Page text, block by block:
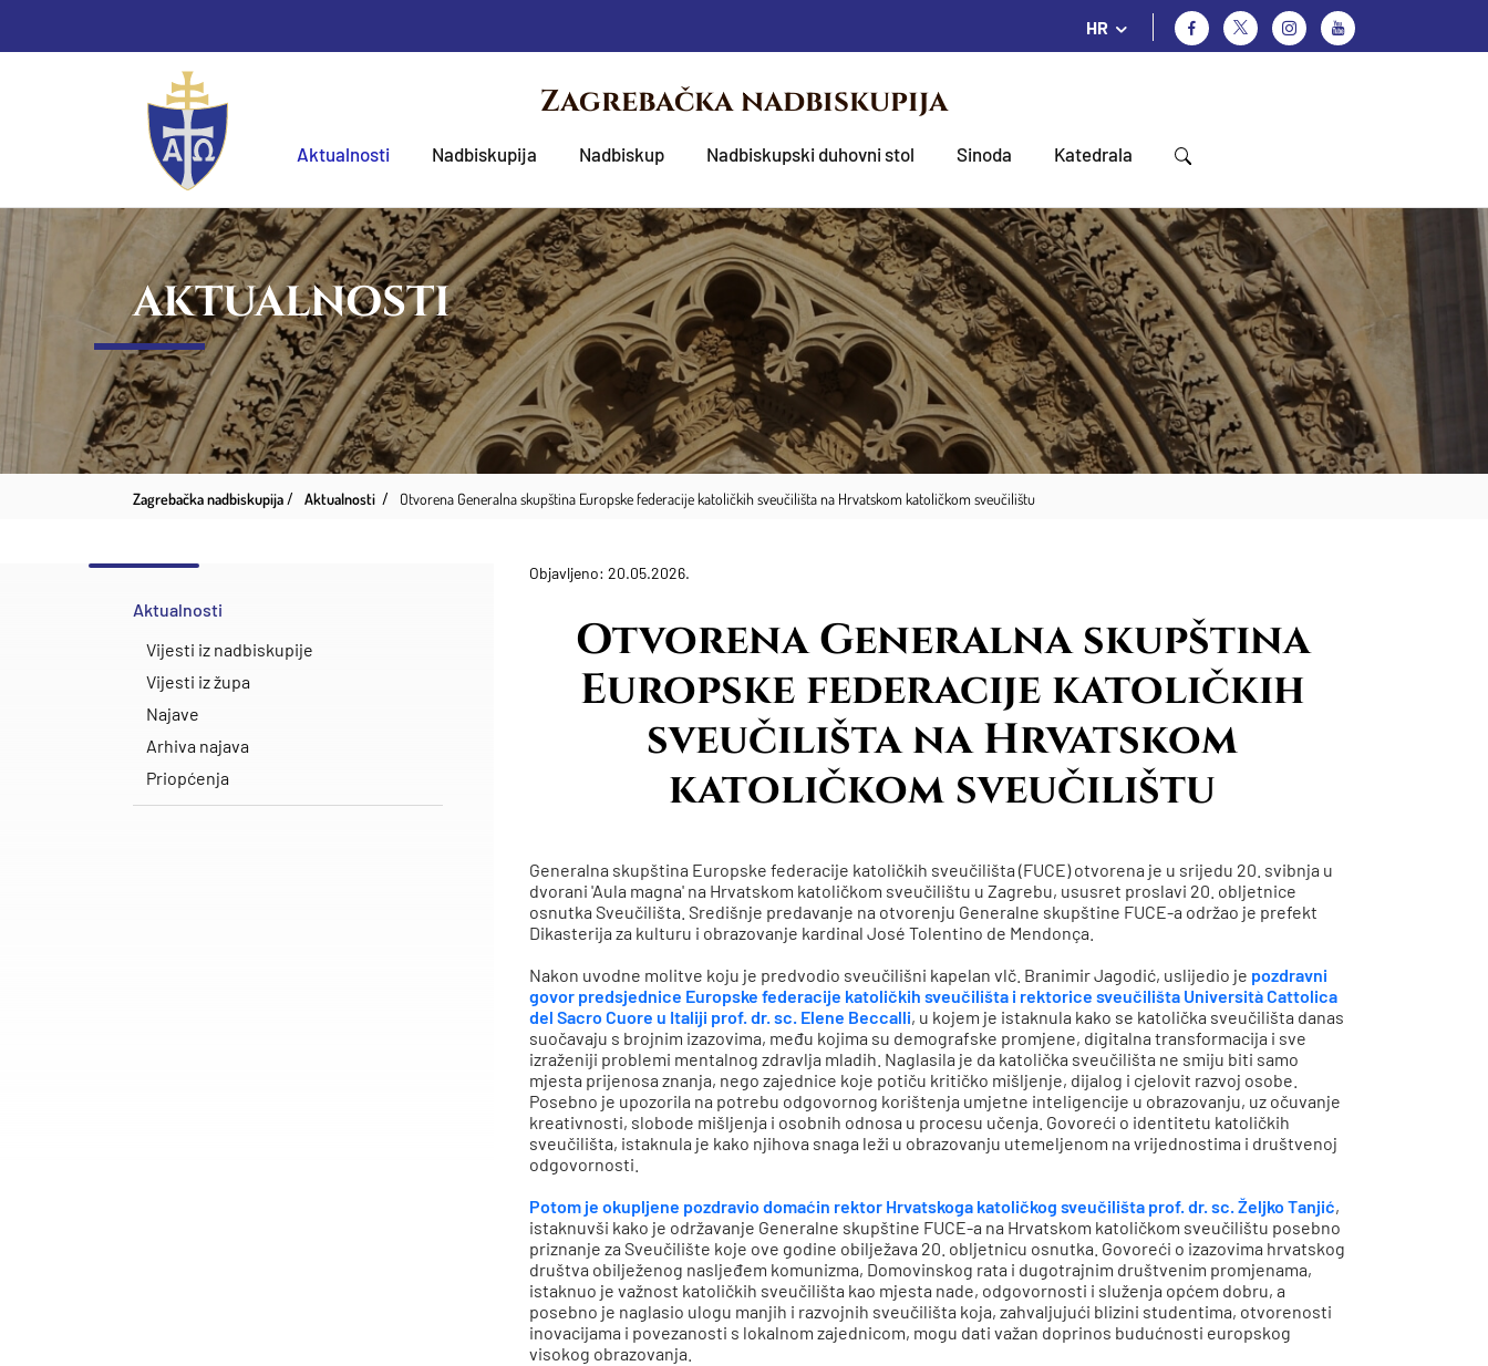
HR
Zagrebačka nadbiskupija
Aktualnosti Nadbiskupija Nadbiskup Nadbiskupski duhovni stol Sinoda Katedrala
AKTUALNOSTI
Zagrebačka nadbiskupija Aktualnosti Otvorena Generalna skupština Europske federacije katoličkih sveučilišta na Hrvatskom katoličkom sveučilištu
Aktualnosti
Vijesti iz nadbiskupije
Vijesti iz župa
Najave
Arhiva najava
Priopćenja
Objavljeno: 20.05.2026.
Otvorena Generalna skupština
Europske federacije katoličkih
sveučilišta na Hrvatskom
katoličkom sveučilištu
Generalna skupština Europske federacije katoličkih sveučilišta (FUCE) otvorena je u srijedu 20. svibnja u
dvorani 'Aula magna' na Hrvatskom katoličkom sveučilištu u Zagrebu, ususret proslavi 20. obljetnice
osnutka Sveučilišta. Središnje predavanje na otvorenju Generalne skupštine FUCE-a održao je prefekt
Dikasterija za kulturu i obrazovanje kardinal José Tolentino de Mendonça.
Nakon uvodne molitve koju je predvodio sveučilišni kapelan vlč. Branimir Jagodić, uslijedio je pozdravni
govor predsjednice Europske federacije katoličkih sveučilišta i rektorice sveučilišta Università Cattolica
del Sacro Cuore u Italiji prof. dr. sc. Elene Beccalli, u kojem je istaknula kako se katolička sveučilišta danas
suočavaju s brojnim izazovima, među kojima su demografske promjene, digitalna transformacija i sve
izraženiji problemi mentalnog zdravlja mladih. Naglasila je da katolička sveučilišta ne smiju biti samo
mjesta prijenosa znanja, nego zajednice koje potiču kritičko mišljenje, dijalog i cjelovit razvoj osobe.
Posebno je upozorila na potrebu odgovornog korištenja umjetne inteligencije u obrazovanju, uz očuvanje
kreativnosti, slobode mišljenja i osobnih odnosa u procesu učenja. Govoreći o identitetu katoličkih
sveučilišta, istaknula je kako njihova snaga leži u obrazovanju utemeljenom na vrijednostima i društvenoj
odgovornosti.
Potom je okupljene pozdravio domaćin rektor Hrvatskoga katoličkog sveučilišta prof. dr. sc. Željko Tanjić,
istaknuvši kako je održavanje Generalne skupštine FUCE-a na Hrvatskom katoličkom sveučilištu posebno
priznanje za Sveučilište koje ove godine obilježava 20. obljetnicu osnutka. Govoreći o izazovima hrvatskog
društva obilježenog nasljeđem komunizma, Domovinskog rata i dugotrajnim društvenim promjenama,
istaknuo je važnost katoličkih sveučilišta kao mjesta nade, odgovornosti i služenja općem dobru, a
posebno je naglasio ulogu manjih i razvojnih sveučilišta koja, zahvaljujući blizini studentima, otvorenosti
inovacijama i povezanosti s lokalnom zajednicom, mogu dati važan doprinos budućnosti europskog
visokog obrazovanja.